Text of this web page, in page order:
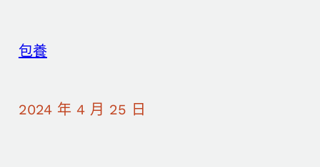
包養
2024 年 4 月 25 日